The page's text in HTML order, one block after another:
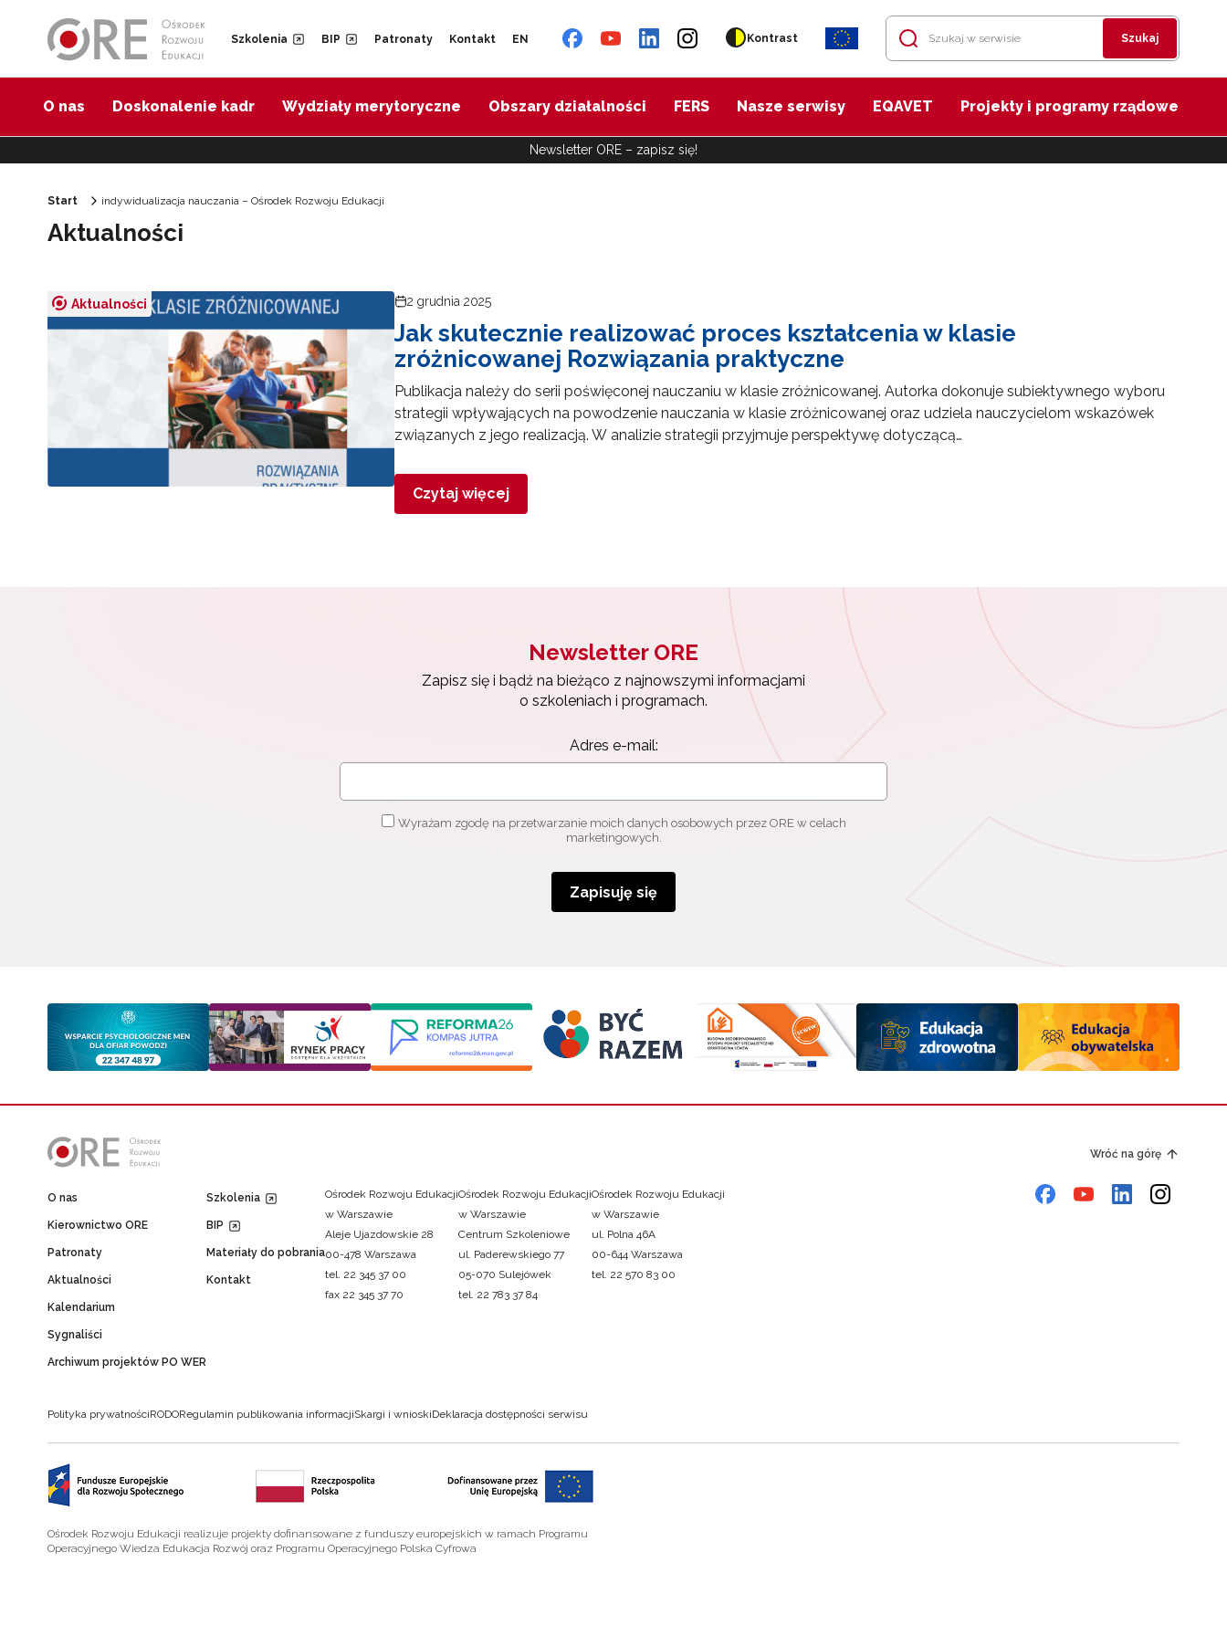
Szkolenia BIP Patronaty Kontakt EN Kontrast Szukaj
O nas Doskonalenie kadr Wydziały merytoryczne Obszary działalności FERS Nasze serwisy EQAVET Projekty i programy rządowe
Newsletter ORE – zapisz się!
Start indywidualizacja nauczania – Ośrodek Rozwoju Edukacji
Aktualności
Aktualności 2 grudnia 2025
Jak skutecznie realizować proces kształcenia w klasie
zróżnicowanej Rozwiązania praktyczne
Publikacja należy do serii poświęconej nauczaniu w klasie zróżnicowanej. Autorka dokonuje subiektywnego wyboru
strategii wpływających na powodzenie nauczania w klasie zróżnicowanej oraz udziela nauczycielom wskazówek
związanych z jego realizacją. W analizie strategii przyjmuje perspektywę dotyczącą…
Czytaj więcej
Newsletter ORE
Zapisz się i bądź na bieżąco z najnowszymi informacjami
o szkoleniach i programach.
Adres e-mail:
Wyrażam zgodę na przetwarzanie moich danych osobowych przez ORE w celach
marketingowych.
Zapisuję się
Wróć na górę
O nas
Kierownictwo ORE
Patronaty
Aktualności
Kalendarium
Sygnaliści
Archiwum projektów PO WER
Szkolenia
BIP
Materiały do pobrania
Kontakt
Ośrodek Rozwoju Edukacji
w Warszawie
Aleje Ujazdowskie 28
00-478 Warszawa
tel. 22 345 37 00
fax 22 345 37 70
Ośrodek Rozwoju Edukacji
w Warszawie
Centrum Szkoleniowe
ul. Paderewskiego 77
05-070 Sulejówek
tel. 22 783 37 84
Ośrodek Rozwoju Edukacji
w Warszawie
ul. Polna 46A
00-644 Warszawa
tel. 22 570 83 00
Polityka prywatnościRODORegulamin publikowania informacjiSkargi i wnioskiDeklaracja dostępności serwisu
Ośrodek Rozwoju Edukacji realizuje projekty dofinansowane z funduszy europejskich w ramach Programu
Operacyjnego Wiedza Edukacja Rozwój oraz Programu Operacyjnego Polska Cyfrowa